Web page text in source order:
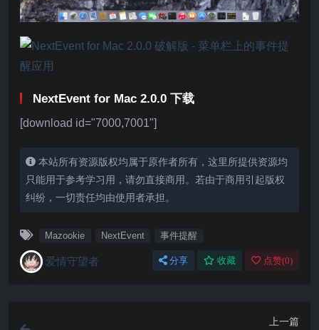
NextEvent for Mac 2.0.0 下载
[download id="7000,7001"]
本站所有资源版权均属于原作者所有，这里所提供资源均
只能用于参考学习用，请勿直接商用。若由于商用引起版权
纠纷，一切责任均由使用者承担。
Mazookie NextEvent 事件提醒
爱情守望者 分享 收藏 点赞(0)
上一篇